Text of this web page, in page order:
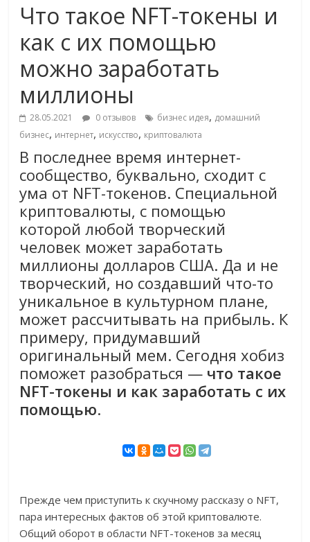
Что такое NFT-токены и
как с их помощью
можно заработать
миллионы
28.05.2021 0 отзывов бизнес идея, домашний
бизнес, интернет, искусство, криптовалюта
В последнее время интернет-
сообщество, буквально, сходит с
ума от NFT-токенов. Специальной
криптовалюты, с помощью
которой любой творческий
человек может заработать
миллионы долларов США. Да и не
творческий, но создавший что-то
уникальное в культурном плане,
может рассчитывать на прибыль. К
примеру, придумавший
оригинальный мем. Сегодня хобиз
поможет разобраться — что такое
NFT-токены и как заработать с их
помощью.
Прежде чем приступить к скучному рассказу о NFT,
пара интересных фактов об этой криптовалюте.
Общий оборот в области NFT-токенов за месяц